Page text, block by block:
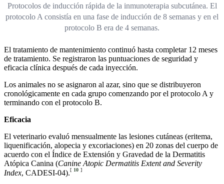
Protocolos de inducción rápida de la inmunoterapia subcutánea. El
protocolo A consistía en una fase de inducción de 8 semanas y en el
protocolo B era de 4 semanas.
El tratamiento de mantenimiento continuó hasta completar 12 meses
de tratamiento. Se registraron las puntuaciones de seguridad y
eficacia clínica después de cada inyección.
Los animales no se asignaron al azar, sino que se distribuyeron
cronológicamente en cada grupo comenzando por el protocolo A y
terminando con el protocolo B.
Eficacia
El veterinario evaluó mensualmente las lesiones cutáneas (eritema,
liquenificación, alopecia y excoriaciones) en 20 zonas del cuerpo de
acuerdo con el Índice de Extensión y Gravedad de la Dermatitis
Atópica Canina (Canine Atopic Dermatitis Extent and Severity
Index, CADESI-04).[ 10 ]